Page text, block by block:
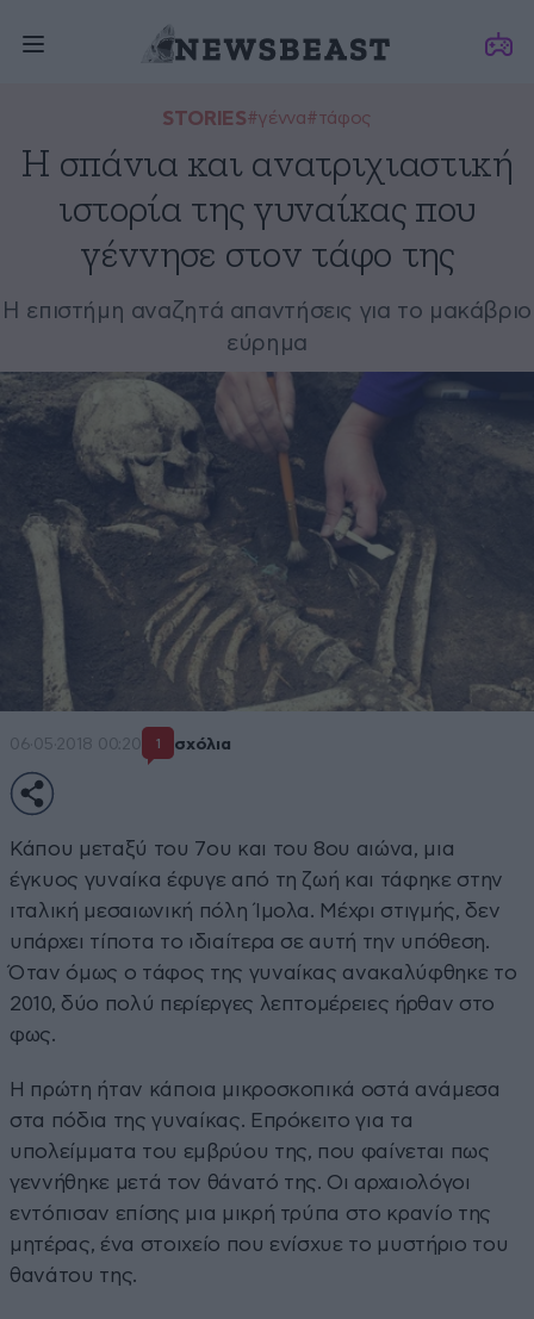
STORIES#γέννα#τάφος
Η σπάνια και ανατριχιαστική
ιστορία της γυναίκας που
γέννησε στον τάφο της
Η επιστήμη αναζητά απαντήσεις για το μακάβριο
εύρημα
06·05·2018 00:20 1 σχόλια
Κάπου μεταξύ του 7ου και του 8ου αιώνα, μια
έγκυος γυναίκα έφυγε από τη ζωή και τάφηκε στην
ιταλική μεσαιωνική πόλη Ίμολα. Μέχρι στιγμής, δεν
υπάρχει τίποτα το ιδιαίτερα σε αυτή την υπόθεση.
Όταν όμως ο τάφος της γυναίκας ανακαλύφθηκε το
2010, δύο πολύ περίεργες λεπτομέρειες ήρθαν στο
φως.
Η πρώτη ήταν κάποια μικροσκοπικά οστά ανάμεσα
στα πόδια της γυναίκας. Επρόκειτο για τα
υπολείμματα του εμβρύου της, που φαίνεται πως
γεννήθηκε μετά τον θάνατό της. Οι αρχαιολόγοι
εντόπισαν επίσης μια μικρή τρύπα στο κρανίο της
μητέρας, ένα στοιχείο που ενίσχυε το μυστήριο του
θανάτου της.